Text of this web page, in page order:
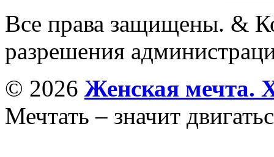
Все права защищены. &
разрешения
© 2026 Женская мечта.
Мечтать – значит